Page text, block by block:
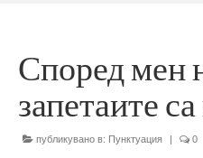
Според мен
запетаите
публикувано в: Пунктуация | 0